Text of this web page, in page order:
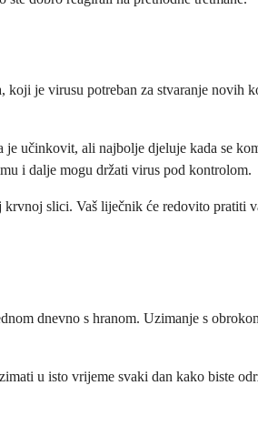
je virusu potreban za stvaranje novih
učinkovit, ali najbolje djeluje kada se
i dalje mogu držati virus pod kontrolom.
slici. Vaš liječnik će redovito
dnevno s hranom. Uzimanje s
u isto vrijeme svaki dan kako biste